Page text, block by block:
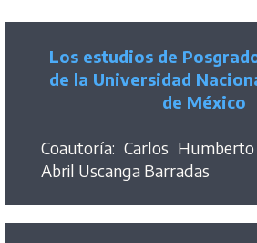
Los estudios de
de la Universidad
de México
Coautoría: Carlos
Abril Uscanga Barradas